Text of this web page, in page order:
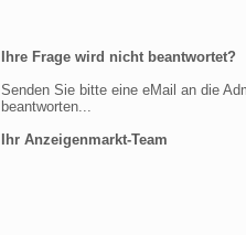
Ihre Frage wird nicht beantwortet?
Senden Sie bitte eine eMail an die
beantworten...
Ihr Anzeigenmarkt-Team